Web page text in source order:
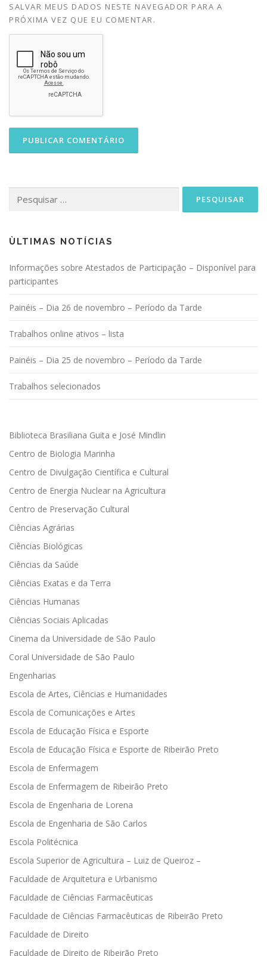
SALVAR MEUS DADOS NESTE NAVEGADOR PARA A
PRÓXIMA VEZ QUE EU COMENTAR.
por:
ÙLTIMAS NOTÍCIAS
Informações sobre Atestados de Participação – Disponível para
participantes
Painéis – Dia 26 de novembro – Período da Tarde
Trabalhos online ativos – lista
Painéis – Dia 25 de novembro – Período da Tarde
Trabalhos selecionados
Biblioteca Brasiliana Guita e José Mindlin
Centro de Biologia Marinha
Centro de Divulgação Científica e Cultural
Centro de Energia Nuclear na Agricultura
Centro de Preservação Cultural
Ciências Agrárias
Ciências Biológicas
Ciências da Saúde
Ciências Exatas e da Terra
Ciências Humanas
Ciências Sociais Aplicadas
Cinema da Universidade de São Paulo
Coral Universidade de São Paulo
Engenharias
Escola de Artes, Ciências e Humanidades
Escola de Comunicações e Artes
Escola de Educação Física e Esporte
Escola de Educação Física e Esporte de Ribeirão Preto
Escola de Enfermagem
Escola de Enfermagem de Ribeirão Preto
Escola de Engenharia de Lorena
Escola de Engenharia de São Carlos
Escola Politécnica
Escola Superior de Agricultura – Luiz de Queiroz –
Faculdade de Arquitetura e Urbanismo
Faculdade de Ciências Farmacêuticas
Faculdade de Ciências Farmacêuticas de Ribeirão Preto
Faculdade de Direito
Faculdade de Direito de Ribeirão Preto